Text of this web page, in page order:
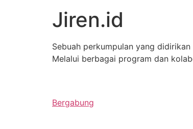
Jiren.id
Sebuah perkumpulan yang
Melalui berbagai program dan
Bergabung